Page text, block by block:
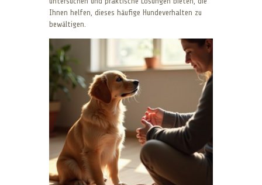
Ihnen helfen, dieses häufige Hundeverhalten zu
bewältigen.